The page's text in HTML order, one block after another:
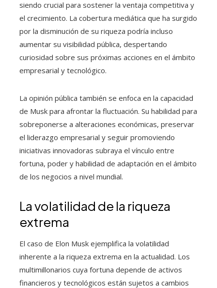
siendo crucial para sostener la ventaja competitiva y
el crecimiento. La cobertura mediática que ha surgido
por la disminución de su riqueza podría incluso
aumentar su visibilidad pública, despertando
curiosidad sobre sus próximas acciones en el ámbito
empresarial y tecnológico.
La opinión pública también se enfoca en la capacidad
de Musk para afrontar la fluctuación. Su habilidad para
sobreponerse a alteraciones económicas, preservar
el liderazgo empresarial y seguir promoviendo
iniciativas innovadoras subraya el vínculo entre
fortuna, poder y habilidad de adaptación en el ámbito
de los negocios a nivel mundial.
La volatilidad de la riqueza
extrema
El caso de Elon Musk ejemplifica la volatilidad
inherente a la riqueza extrema en la actualidad. Los
multimillonarios cuya fortuna depende de activos
financieros y tecnológicos están sujetos a cambios